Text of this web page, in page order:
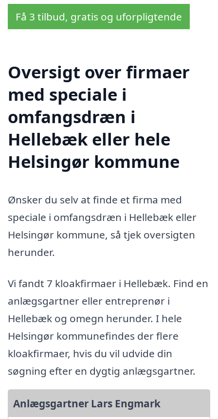
Få 3 tilbud, gratis og uforpligtende
Oversigt over firmaer
med speciale i
omfangsdræn i
Hellebæk eller hele
Helsingør kommune
Ønsker du selv at finde et firma med
speciale i omfangsdræn i Hellebæk eller
Helsingør kommune, så tjek oversigten
herunder.
Vi fandt 7 kloakfirmaer i Hellebæk. Find en
anlægsgartner eller entreprenør i
Hellebæk og omegn herunder. I hele
Helsingør kommunefindes der flere
kloakfirmaer, hvis du vil udvide din
søgning efter en dygtig anlægsgartner.
Anlægsgartner Lars Engmark